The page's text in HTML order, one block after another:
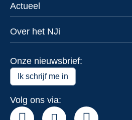
Actueel
Over het NJi
Onze nieuwsbrief:
Ik schrijf me in
Volg ons via: